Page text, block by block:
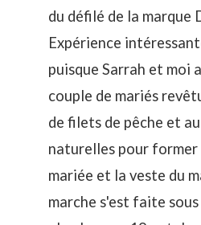
du défilé de la marque
Expérience
puisque Sarrah et moi
couple de mariés
de filets de pêche et
naturelles pour former
mariée et la veste du
marche s'est faite